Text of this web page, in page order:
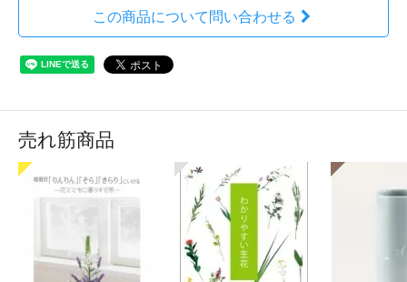
この商品について問い合わせる
売れ筋商品